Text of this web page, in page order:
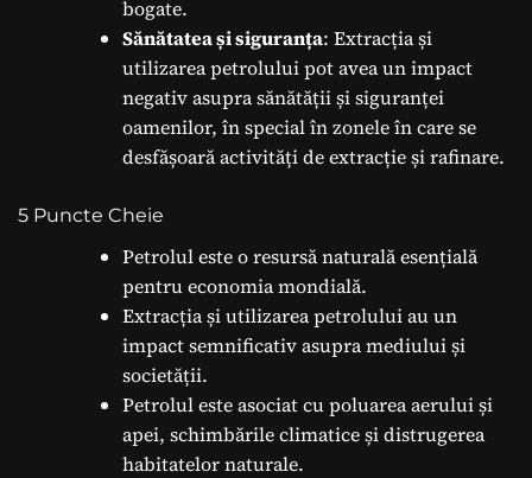
bogate.
Sănătatea și siguranța: Extracția și
utilizarea petrolului pot avea un impact
negativ asupra sănătății și siguranței
oamenilor, în special în zonele în care se
desfășoară activități de extracție și rafinare.
5 Puncte Cheie
Petrolul este o resursă naturală esențială
pentru economia mondială.
Extracția și utilizarea petrolului au un
impact semnificativ asupra mediului și
societății.
Petrolul este asociat cu poluarea aerului și
apei, schimbările climatice și distrugerea
habitatelor naturale.